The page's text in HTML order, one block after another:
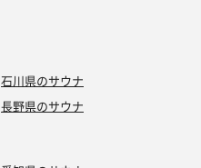
石川県のサウナ
長野県のサウナ